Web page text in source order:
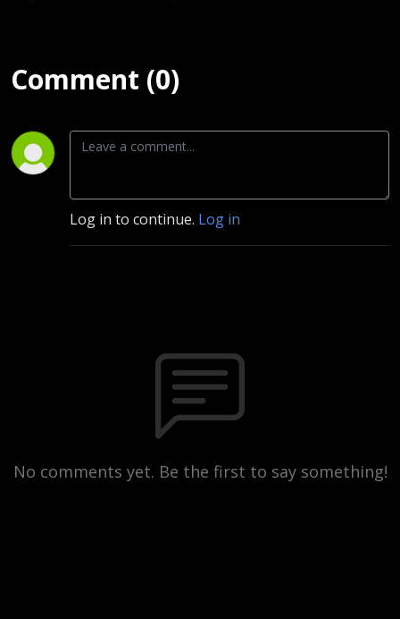
Comment (0)
Log in to continue. Log in
No comments yet. Be the first to say something!